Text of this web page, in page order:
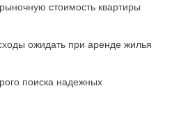
стоимость квартиры
ожидать при аренде жилья
поиска надежных